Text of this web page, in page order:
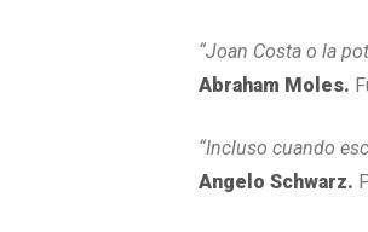
“Joan Costa o la
Abraham Moles.
“Incluso cuando
Angelo Schwarz.